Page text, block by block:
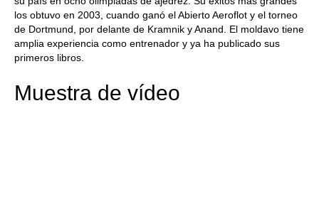
los obtuvo en 2003, cuando ganó el Abierto Aeroflot y el torneo
de Dortmund, por delante de Kramnik y Anand. El moldavo tiene
amplia experiencia como entrenador y ya ha publicado sus
primeros libros.
Muestra de vídeo